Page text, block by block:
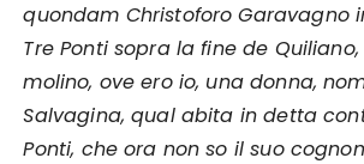
quondam Christoforo Garavagno
Tre Ponti sopra la fine de
molino, ove ero io, una donna,
Salvagina, qual abita in detta
Ponti, che ora non so il suo